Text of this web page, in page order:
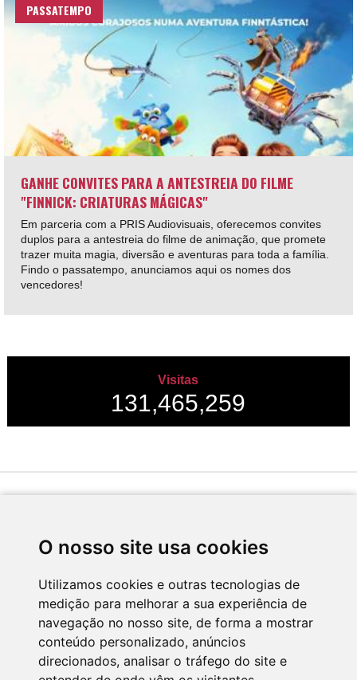
O nosso site usa cookies
Utilizamos cookies e outras tecnologias de
medição para melhorar a sua experiência de
navegação no nosso site, de forma a mostrar
conteúdo personalizado, anúncios
direcionados, analisar o tráfego do site e
PASSATEMPO
GANHE CONVITES PARA A ANTESTREIA DO FILME
"FINNICK: CRIATURAS MÁGICAS"
Em parceria com a PRIS Audiovisuais, oferecemos convites
duplos para a antestreia do filme de animação, que promete
trazer muita magia, diversão e aventuras para toda a família.
Findo o passatempo, anunciamos aqui os nomes dos
vencedores!
Visitas
131,465,259